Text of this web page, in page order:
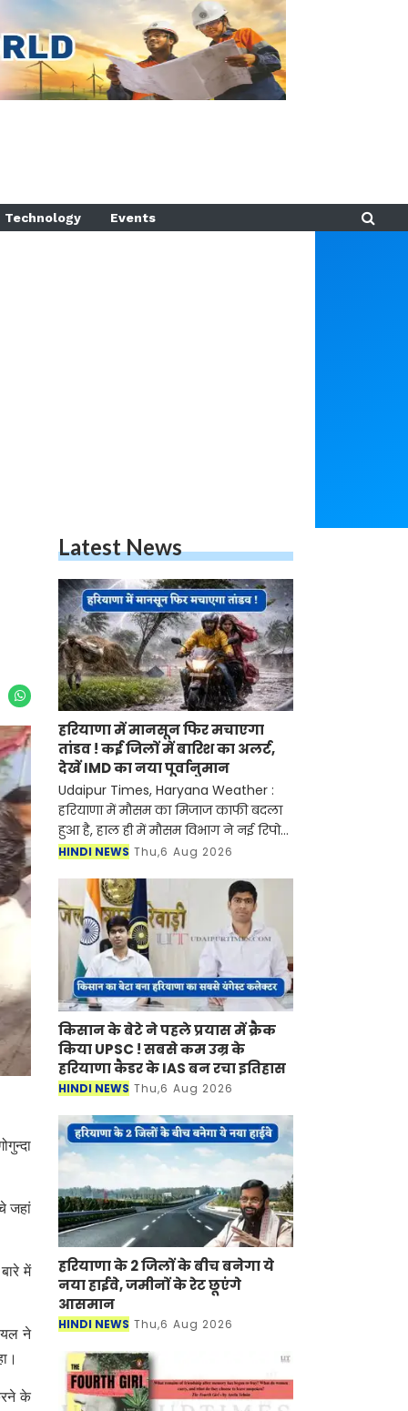
Technology Events
जहां
में
ने
के
Latest News
हरियाणा में मानसून फिर मचाएगा
तांडव ! कई जिलों में बारिश का अलर्ट,
देखें IMD का नया पूर्वानुमान
Udaipur Times, Haryana Weather :
हरियाणा में मौसम का मिजाज काफी बदला
हुआ है, हाल ही में मौसम विभाग ने नई रिपोर्ट
जारी करते हुए बताया है की प्रदेश में मानसून
HINDI NEWS Thu,6 Aug 2026
किसान के बेटे ने पहले प्रयास में क्रैक
किया UPSC ! सबसे कम उम्र के
हरियाणा कैडर के IAS बन रचा इतिहास
HINDI NEWS Thu,6 Aug 2026
हरियाणा के 2 जिलों के बीच बनेगा ये
नया हाईवे, जमीनों के रेट छूएंगे
आसमान
HINDI NEWS Thu,6 Aug 2026